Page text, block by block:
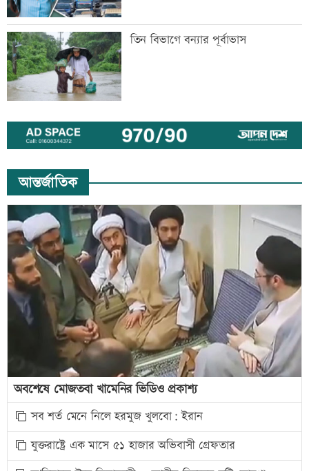
তিন বিভাগে বন্যার পূর্বাভাস
আন্তর্জাতিক
অবশেষে মোজতবা খামেনির ভিডিও প্রকাশ্য
সব শর্ত মেনে নিলে হরমুজ খুলবো: ইরান
যুক্তরাষ্ট্রে এক মাসে ৫১ হাজার অভিবাসী গ্রেফতার